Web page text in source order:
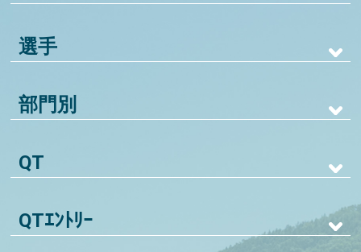
選手
部門別
QT
QTｴﾝﾄﾘｰ